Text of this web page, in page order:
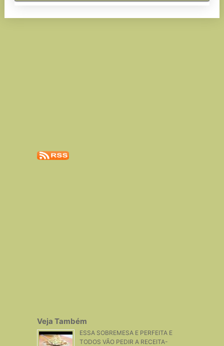
Veja Também
ESSA SOBREMESA E PERFEITA E
TODOS VÃO PEDIR A RECEITA-